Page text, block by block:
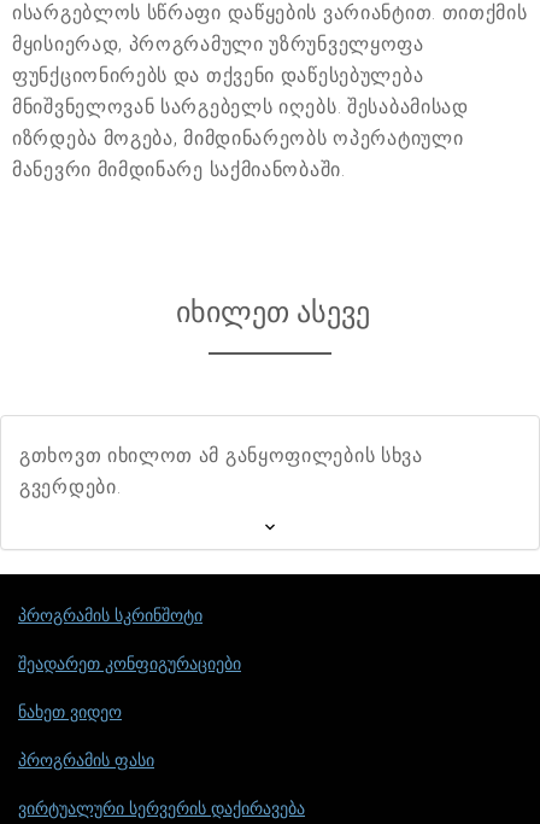
ისარგებლოს სწრაფი დაწყების ვარიანტით. თითქმის
მყისიერად, პროგრამული უზრუნველყოფა
ფუნქციონირებს და თქვენი დაწესებულება
მნიშვნელოვან სარგებელს იღებს. შესაბამისად
იზრდება მოგება, მიმდინარეობს ოპერატიული
მანევრი მიმდინარე საქმიანობაში.
იხილეთ ასევე
გთხოვთ იხილოთ ამ განყოფილების სხვა
გვერდები.
პროგრამის სკრინშოტი
შეადარეთ კონფიგურაციები
ნახეთ ვიდეო
პროგრამის ფასი
ვირტუალური სერვერის დაქირავება